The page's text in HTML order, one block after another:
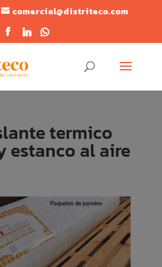
comercial@distriteco.com
termico
estanco al aire